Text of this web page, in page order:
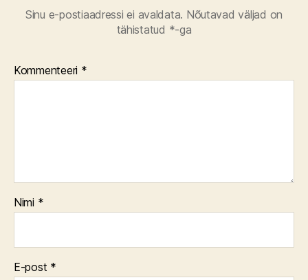
Sinu e-postiaadressi ei avaldata. Nõutavad väljad on
tähistatud *-ga
Kommenteeri *
Nimi *
E-post *